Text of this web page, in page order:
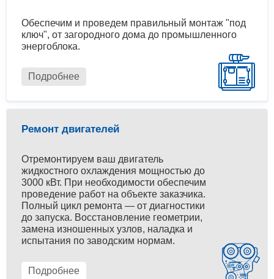
Обеспечим и проведем правильный монтаж "под
ключ", от загородного дома до промышленного
энергоблока.
Подробнее
Ремонт двигателей
Отремонтируем ваш двигатель
жидкостного охлаждения мощностью до
3000 кВт. При необходимости обеспечим
проведение работ на объекте заказчика.
Полный цикл ремонта — от диагностики
до запуска. Восстановление геометрии,
замена изношенных узлов, наладка и
испытания по заводским нормам.
Подробнее